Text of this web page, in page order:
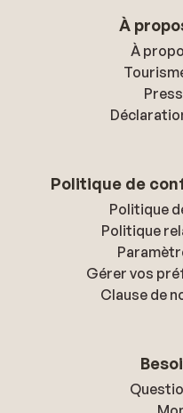
À
À
Politique de
Politique
Politique
Gérer vos
Clause de